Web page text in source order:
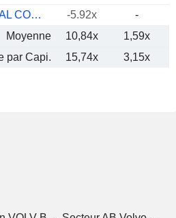
WABASH NATIONAL CORPORATION
-5.92x
-
Moyenne
10,84x
1,59x
par Capi.
15,74x 3,15x